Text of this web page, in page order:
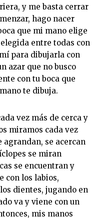
y me basta cerrar
hago nacer
que mi mano elige
entre todas con
para dibujarla con
azar que no busco
con tu boca que
te dibuja.
vez más de cerca y
miramos cada vez
agrandan, se acercan
se miran
se encuentran y
con los labios,
dientes, jugando en
va y viene con un
mis manos